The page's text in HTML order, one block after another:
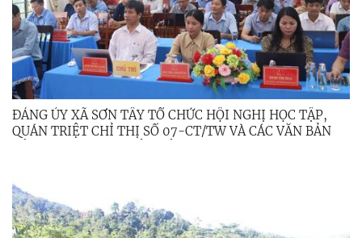
ĐẢNG ỦY XÃ SƠN TÂY TỔ CHỨC HỘI NGHỊ HỌC TẬP,
QUÁN TRIỆT CHỈ THỊ SỐ 07-CT/TW VÀ CÁC VĂN BẢN